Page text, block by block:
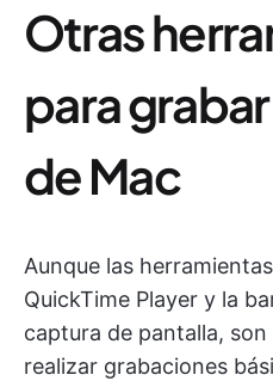
Otras
para
de Mac
Aunque las
QuickTime Player y la
captura de pantalla,
realizar grabaciones